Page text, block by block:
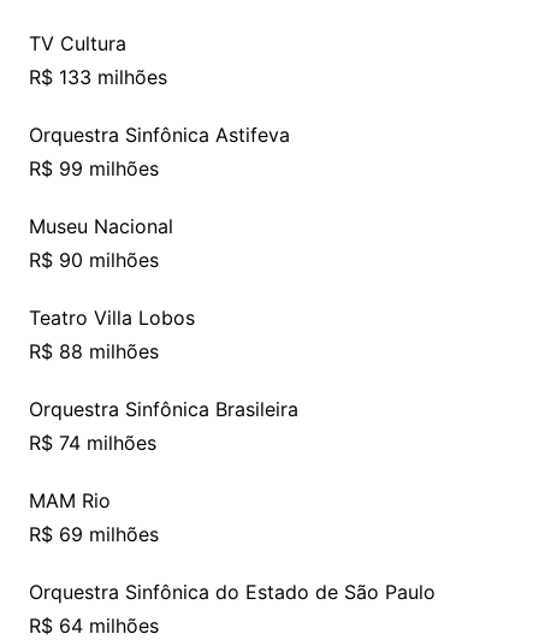
TV Cultura
R$ 133 milhões
Orquestra Sinfônica Astifeva
R$ 99 milhões
Museu Nacional
R$ 90 milhões
Teatro Villa Lobos
R$ 88 milhões
Orquestra Sinfônica Brasileira
R$ 74 milhões
MAM Rio
R$ 69 milhões
Orquestra Sinfônica do Estado de São Paulo
R$ 64 milhões